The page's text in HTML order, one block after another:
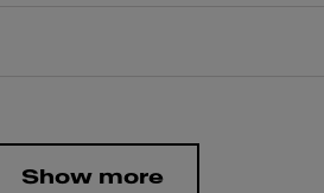
Show more